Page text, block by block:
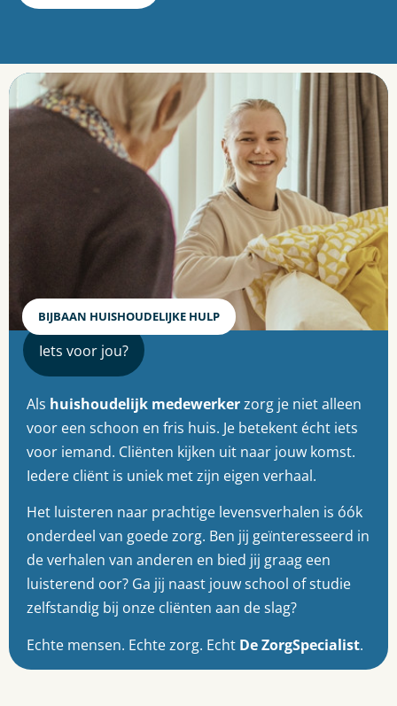
BIJBAAN HUISHOUDELIJKE HULP
Iets voor jou?
Als huishoudelijk medewerkerzorg je niet alleen
voor een schoon en fris huis. Je betekent écht iets
voor iemand. Cliënten kijken uit naar jouw komst.
Iedere cliënt is uniek met zijn eigen verhaal.
Het luisteren naar prachtige levensverhalen is óók
onderdeel van goede zorg. Ben jij geïnteresseerd in
de verhalen van anderen en bied jij graag een
luisterend oor? Ga jij naast jouw school of studie
zelfstandig bij onze cliënten aan de slag?
Echte mensen. Echte zorg. Echt De ZorgSpecialist.